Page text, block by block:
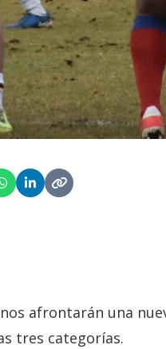
afrontarán una
tres categorías.